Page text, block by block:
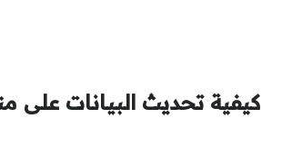
كيفية تحديث البيانات على